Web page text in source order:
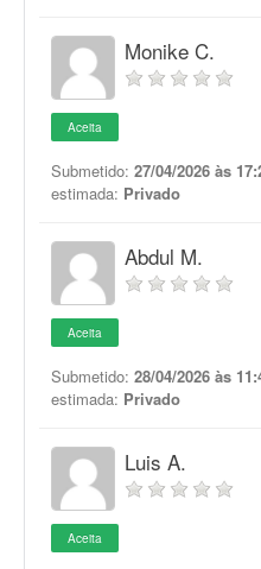
Monike C.
Aceita
Submetido: 27/04/2026 às
estimada: Privado
Abdul M.
Aceita
Submetido: 28/04/2026 às
estimada: Privado
Luis A.
Aceita